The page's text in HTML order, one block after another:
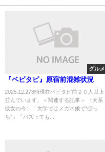
グルメ
『ベビタピ』原宿前混雑状況
2025.12.278時現在ベビタピ前２０人以上
並んでいます。＜関連する記事＞ 〈犬系
彼女の今〉「大学ではメガネ娘で“ぼっ
ち”」「バズっても...